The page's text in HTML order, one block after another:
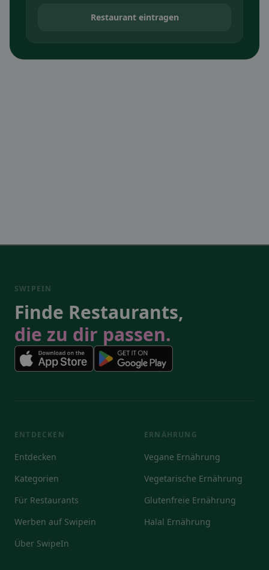
Restaurant eintragen
SWIPEIN
Finde Restaurants,
die zu dir passen.
ENTDECKEN
Entdecken
Kategorien
Für Restaurants
Werben auf Swipein
Über SwipeIn
ERNÄHRUNG
Vegane Ernährung
Vegetarische Ernährung
Glutenfreie Ernährung
Halal Ernährung